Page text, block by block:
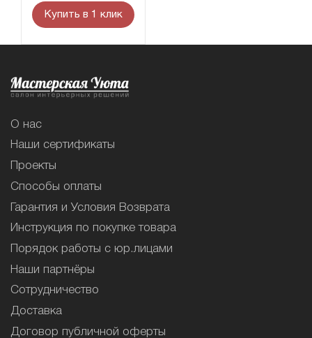
Купить в 1 клик
О нас
Наши сертификаты
Проекты
Способы оплаты
Гарантия и Условия Возврата
Инструкция по покупке товара
Порядок работы с юр.лицами
Наши партнёры
Сотрудничество
Доставка
Договор публичной оферты